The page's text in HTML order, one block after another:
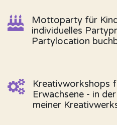
Mottoparty für
individuelles
Partylocation
Kreativworkshops
Erwachsene - in
meiner